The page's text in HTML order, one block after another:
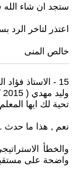
ستجد ان شاء الله
اعتذر لتاخر الرد
خالص المنى
15 - الاستاذ فؤاد النمري مع التحية
وليد مهدي ( 2015 / 7 / 7 - 13:58 )
تحية لك ايها المعلم
نعم , هذا ما حدث
والخطأ
واضحة على